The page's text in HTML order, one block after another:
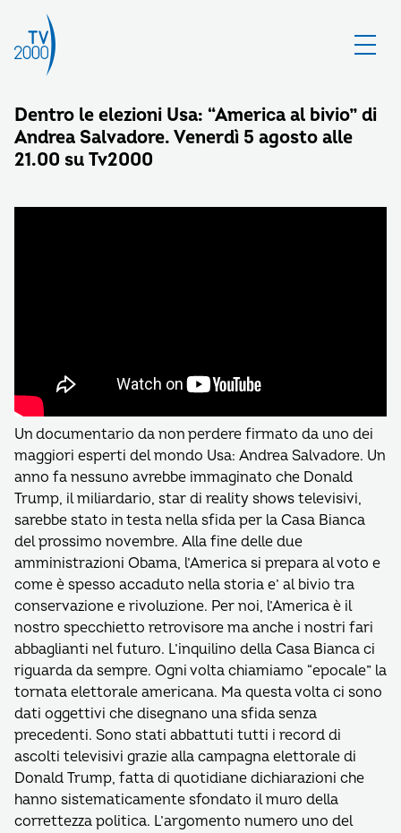
Dentro le elezioni Usa: “America al bivio” di
Andrea Salvadore. Venerdì 5 agosto alle
21.00 su Tv2000
Un documentario da non perdere firmato da uno dei
maggiori esperti del mondo Usa: Andrea Salvadore. Un
anno fa nessuno avrebbe immaginato che Donald
Trump, il miliardario, star di reality shows televisivi,
sarebbe stato in testa nella sfida per la Casa Bianca
del prossimo novembre. Alla fine delle due
amministrazioni Obama, l’America si prepara al voto e
come è spesso accaduto nella storia e’ al bivio tra
conservazione e rivoluzione. Per noi, l’America è il
nostro specchietto retrovisore ma anche i nostri fari
abbaglianti nel futuro. L’inquilino della Casa Bianca ci
riguarda da sempre. Ogni volta chiamiamo “epocale” la
tornata elettorale americana. Ma questa volta ci sono
dati oggettivi che disegnano una sfida senza
precedenti. Sono stati abbattuti tutti i record di
ascolti televisivi grazie alla campagna elettorale di
Donald Trump, fatta di quotidiane dichiarazioni che
hanno sistematicamente sfondato il muro della
correttezza politica. L’argomento numero uno del